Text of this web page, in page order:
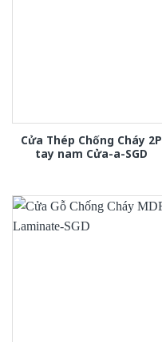
Cửa Thép Chống Cháy 2P
tay nam Cửa-a-SGD